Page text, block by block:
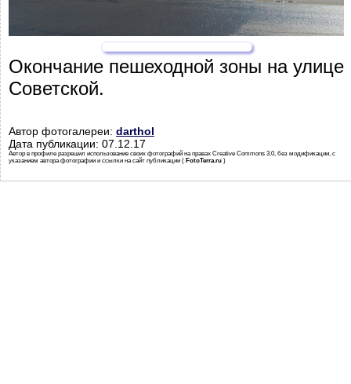
Окончание пешеходной зоны на улице
Советской.
Автор фотогалереи: darthol
Дата публикации: 07.12.17
Автор в профиле разрешил использование своих фотографий на правах Creative Commons 3.0, без модификации, с
указанием автора фотографии и ссылки на сайт публикации ( FotoTerra.ru )